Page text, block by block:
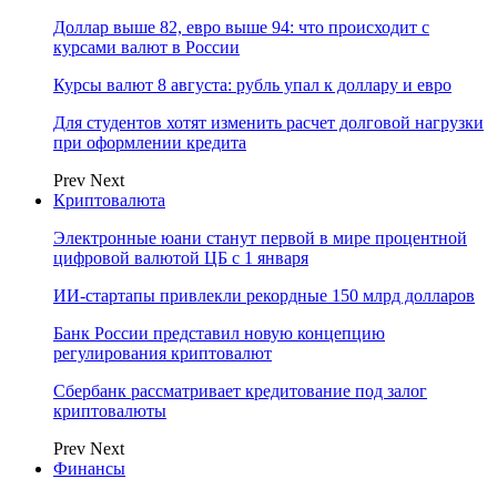
Доллар выше 82, евро выше 94: что происходит с
курсами валют в России
Курсы валют 8 августа: рубль упал к доллару и евро
Для студентов хотят изменить расчет долговой нагрузки
при оформлении кредита
Prev Next
Криптовалюта
Электронные юани станут первой в мире процентной
цифровой валютой ЦБ с 1 января
ИИ-стартапы привлекли рекордные 150 млрд долларов
Банк России представил новую концепцию
регулирования криптовалют
Сбербанк рассматривает кредитование под залог
криптовалюты
Prev Next
Финансы